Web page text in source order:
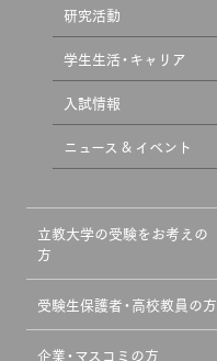
研究活動
学生生活・キャリア
入試情報
ニュース & イベント
立教大学の受験をお考えの
方
受験生保護者・高校教員の方
企業・マスコミの方